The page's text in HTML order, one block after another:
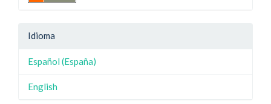
Idioma
Español (España)
English